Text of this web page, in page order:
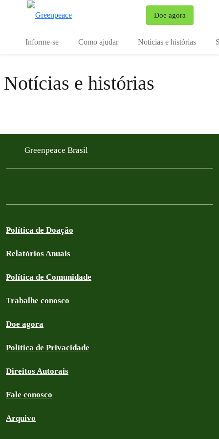
Doe agora
Informe-se Como ajudar Notícias e histórias
Notícias e histórias
Filter posts
Greenpeace Brasil
Política de Doação
Relatórios Anuais
Política de Comunidade
Trabalhe conosco
Doe agora
Política de Privacidade
Direitos Autorais
Fale conosco
Arquivo